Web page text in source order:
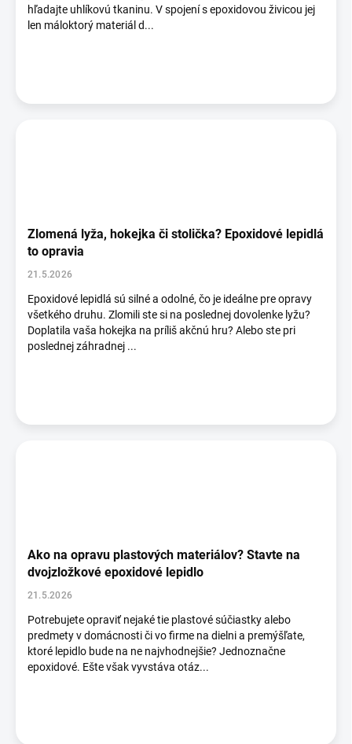
hľadajte uhlíkovú tkaninu. V spojení s epoxidovou živicou jej
len máloktorý materiál d...
Zlomená lyža, hokejka či stolička? Epoxidové lepidlá
to opravia
21.5.2026
Epoxidové lepidlá sú silné a odolné, čo je ideálne pre opravy
všetkého druhu. Zlomili ste si na poslednej dovolenke lyžu?
Doplatila vaša hokejka na príliš akčnú hru? Alebo ste pri
poslednej záhradnej ...
Ako na opravu plastových materiálov? Stavte na
dvojzložkové epoxidové lepidlo
21.5.2026
Potrebujete opraviť nejaké tie plastové súčiastky alebo
predmety v domácnosti či vo firme na dielni a premýšľate,
ktoré lepidlo bude na ne najvhodnejšie? Jednoznačne
epoxidové. Ešte však vyvstáva otáz...